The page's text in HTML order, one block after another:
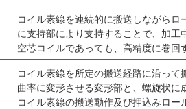
コイル素線を連続的に搬送しながら
に支持部により支持することで、加
空芯コイルであっても、高精度に巻回
コイル素線を所定の搬送経路に沿っ
曲率に変形させる変形部と、螺旋状に
コイル素線の搬送動作及び押込みロ